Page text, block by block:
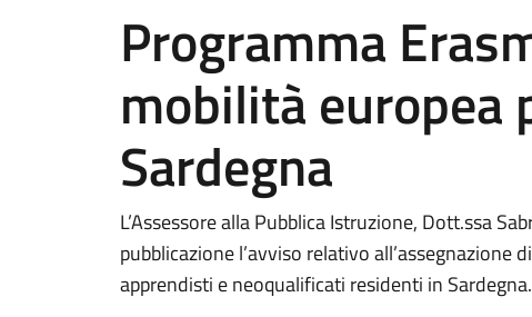
Programma
mobilità europea
Sardegna
L’Assessore alla Pubblica Istruzione, Dott.ssa
pubblicazione l’avviso relativo
apprendisti e neoqualificati residenti in Sardegna.